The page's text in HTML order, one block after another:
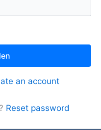
an account
Reset password